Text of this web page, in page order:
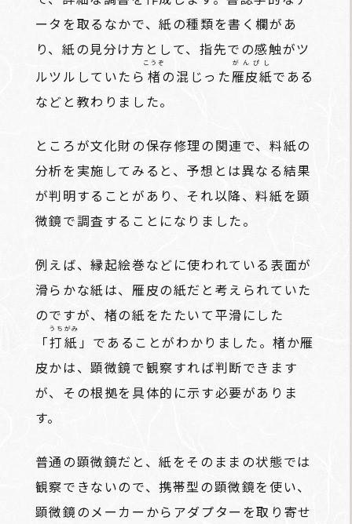
ータを取るなかで、紙の種類を書く欄があ
り、紙の見分け方として、指先での感触がツ
ルツルしていたら 楮
こうぞ
の混じった雁皮紙
がんぴし
である
などと教わりました。
ところが文化財の保存修理の関連で、料紙の
分析を実施してみると、予想とは異なる結果
が判明することがあり、それ以降、料紙を顕
微鏡で調査することになりました。
例えば、縁起絵巻などに使われている表面が
滑らかな紙は、雁皮の紙だと考えられていた
のですが、楮の紙をたたいて平滑にした
「打紙
うちがみ
」であることがわかりました。楮か雁
皮かは、顕微鏡で観察すれば判断できます
が、その根拠を具体的に示す必要がありま
す。
普通の顕微鏡だと、紙をそのままの状態では
観察できないので、携帯型の顕微鏡を使い、
顕微鏡のメーカーからアダプターを取り寄せ